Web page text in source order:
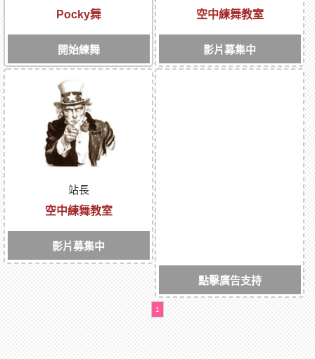
Pocky舞
開始練舞
空中練舞教室
影片募集中
站長
空中練舞教室
影片募集中
點擊廣告支持
1